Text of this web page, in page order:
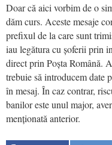
Doar că aici vorbim de o
dăm curs. Aceste mesaje
prefixul de la care sunt
iau legătura cu șoferii prin
direct prin Poșta Română.
trebuie să introducem date
în mesaj. În caz contrar,
banilor este unul major,
menționată anterior.